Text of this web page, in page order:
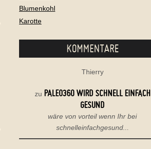
Blumenkohl
Karotte
KOMMENTARE
Thierry
zu PALEO360 WIRD SCHNELL EINFACH
GESUND
wäre von vorteil wenn Ihr bei
schnelleinfachgesund...